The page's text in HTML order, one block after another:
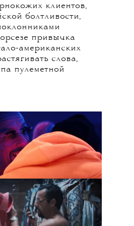
клиентов,
болтливости,
привычка
американских
слова,
пулеметной